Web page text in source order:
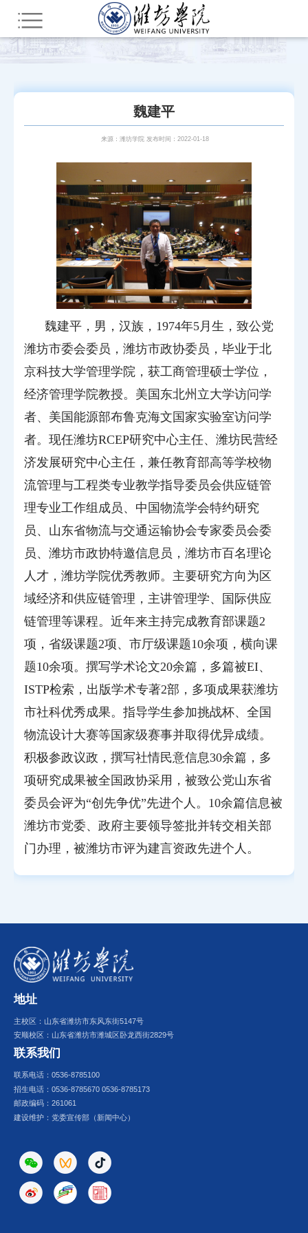
您所在的位置：首页 师资队伍 潍院学人
魏建平
来源：潍坊学院 发布时间：2022-01-18
魏建平，男，汉族， 1974年5 月生，致公党
潍坊市委会委员，潍坊市政协委员，毕业于北
京科技大学管理学院，获工商管理硕士学位，
经济管理学院教授。美国东北州立大学访问学
者、美国能源部布鲁克海文国家实验室访问学
者。现任潍坊RCEP研究中心主任、潍坊民营经
济发展研究中心主任，兼任教育部高等学校物
流管理与工程类专业教学指导委员会供应链管
理专业工作组成员、中国物流学会特约研究
员、山东省物流与交通运输协会专家委员会委
员、潍坊市政协特邀信息员，潍坊市百名理论
人才，潍坊学院优秀教师。 主要研究方向为区
域经济和供应链管理，主讲管理学、国际供应
链管理等课程。近年来主持完成教育部课题2
项，省级课题2项、市厅级课题10余项，横向课
题10余项。撰写学术论文20余篇，多篇被EI、
ISTP检索，出版学术专著2部，多项成果获潍坊
市社科优秀成果。指导学生参加挑战杯、全国
物流设计大赛等国家级赛事并取得优异成绩。
积极参政议政，撰写社情民意信息30余篇，多
项研究成果被全国政协采用，被致公党山东省
委员会评为“创先争优”先进个人。 10余篇信息被
潍坊市党委、政府主要领导签批并转交相关部
门办理，被潍坊市评为建言资政先进个人。
地址
主校区：山东省潍坊市东风东街5147号
安顺校区：山东省潍坊市潍城区卧龙西街2829号
联系我们
联系电话：0536-8785100
招生电话：0536-8785670 0536-8785173
邮政编码：261061
建设维护：党委宣传部（新闻中心）